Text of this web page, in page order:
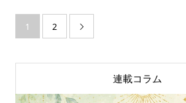
1 2 
連載コラム